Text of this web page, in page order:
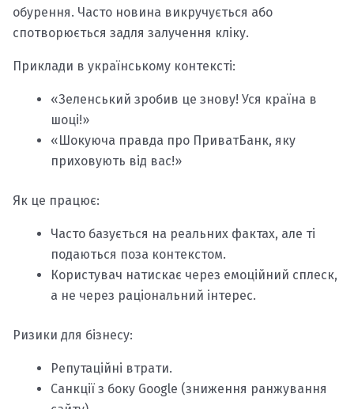
обурення. Часто новина викручується або
спотворюється задля залучення кліку.
Приклади в українському контексті:
«Зеленський зробив це знову! Уся країна в
шоці!»
«Шокуюча правда про ПриватБанк, яку
приховують від вас!»
Як це працює:
Часто базується на реальних фактах, але ті
подаються поза контекстом.
Користувач натискає через емоційний сплеск,
а не через раціональний інтерес.
Ризики для бізнесу:
Репутаційні втрати.
Санкції з боку Google (зниження ранжування